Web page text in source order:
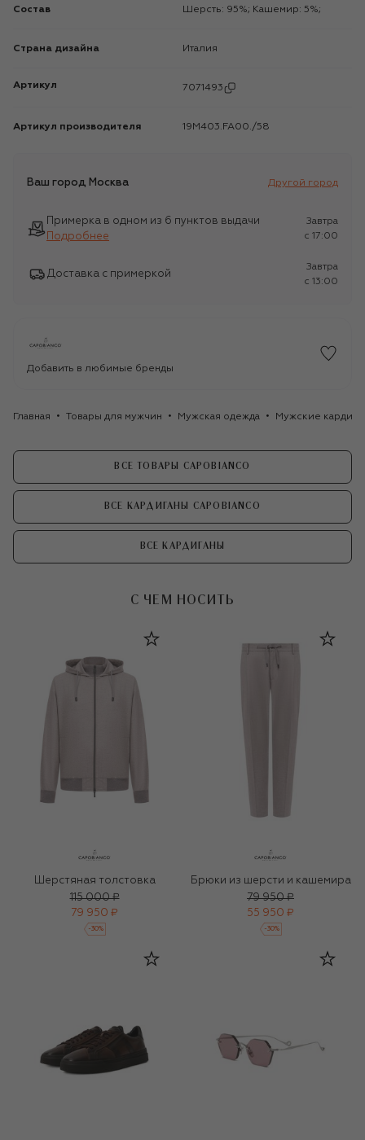
Состав Шерсть: 95%; Кашемир: 5%;
Страна дизайна Италия
Артикул 7071493
Артикул производителя 19M403.FA00./58
Ваш город Москва Другой город
Примерка в одном из 6 пунктов выдачи
Подробнее
Завтра
c 17:00
Доставка с примеркой
Завтра
c 13:00
Добавить в любимые бренды
Главная Товары для мужчин Мужская одежда Мужские
ВСЕ ТОВАРЫ CAPOBIANCO
ВСЕ КАРДИГАНЫ CAPOBIANCO
ВСЕ КАРДИГАНЫ
С ЧЕМ НОСИТЬ
Шерстяная толстовка
115 000 ₽
79 950 ₽
-30%
Брюки из шерсти и кашемира
79 950 ₽
55 950 ₽
-30%